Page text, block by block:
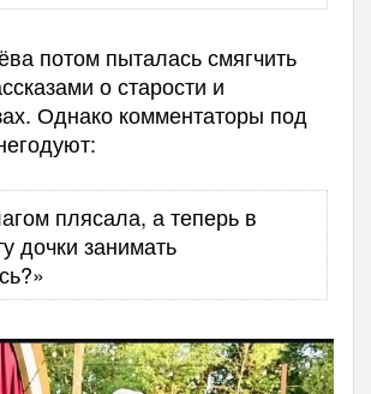
потом пыталась смягчить
о старости и
Однако комментаторы под
плясала, а теперь в
дочки занимать